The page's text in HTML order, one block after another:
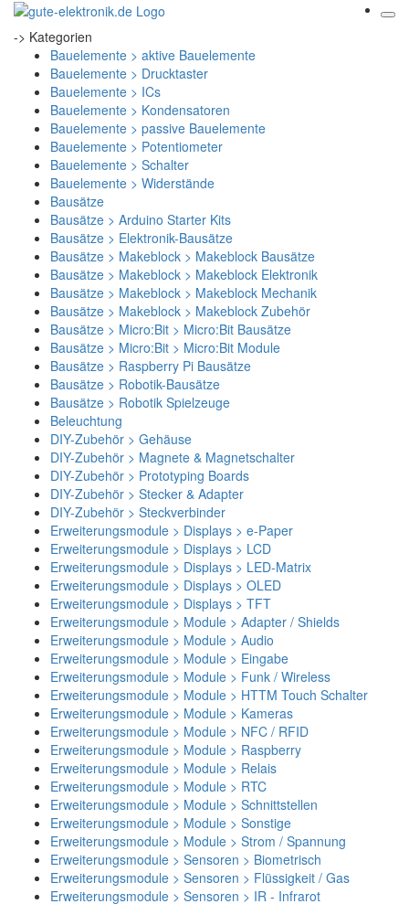
-> Kategorien
Bauelemente > aktive Bauelemente
Bauelemente > Drucktaster
Bauelemente > ICs
Bauelemente > Kondensatoren
Bauelemente > passive Bauelemente
Bauelemente > Potentiometer
Bauelemente > Schalter
Bauelemente > Widerstände
Bausätze
Bausätze > Arduino Starter Kits
Bausätze > Elektronik-Bausätze
Bausätze > Makeblock > Makeblock Bausätze
Bausätze > Makeblock > Makeblock Elektronik
Bausätze > Makeblock > Makeblock Mechanik
Bausätze > Makeblock > Makeblock Zubehör
Bausätze > Micro:Bit > Micro:Bit Bausätze
Bausätze > Micro:Bit > Micro:Bit Module
Bausätze > Raspberry Pi Bausätze
Bausätze > Robotik-Bausätze
Bausätze > Robotik Spielzeuge
Beleuchtung
DIY-Zubehör > Gehäuse
DIY-Zubehör > Magnete & Magnetschalter
DIY-Zubehör > Prototyping Boards
DIY-Zubehör > Stecker & Adapter
DIY-Zubehör > Steckverbinder
Erweiterungsmodule > Displays > e-Paper
Erweiterungsmodule > Displays > LCD
Erweiterungsmodule > Displays > LED-Matrix
Erweiterungsmodule > Displays > OLED
Erweiterungsmodule > Displays > TFT
Erweiterungsmodule > Module > Adapter / Shields
Erweiterungsmodule > Module > Audio
Erweiterungsmodule > Module > Eingabe
Erweiterungsmodule > Module > Funk / Wireless
Erweiterungsmodule > Module > HTTM Touch Schalter
Erweiterungsmodule > Module > Kameras
Erweiterungsmodule > Module > NFC / RFID
Erweiterungsmodule > Module > Raspberry
Erweiterungsmodule > Module > Relais
Erweiterungsmodule > Module > RTC
Erweiterungsmodule > Module > Schnittstellen
Erweiterungsmodule > Module > Sonstige
Erweiterungsmodule > Module > Strom / Spannung
Erweiterungsmodule > Sensoren > Biometrisch
Erweiterungsmodule > Sensoren > Flüssigkeit / Gas
Erweiterungsmodule > Sensoren > IR - Infrarot